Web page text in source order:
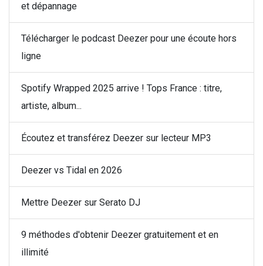
et dépannage
Télécharger le podcast Deezer pour une écoute hors
ligne
Spotify Wrapped 2025 arrive ! Tops France : titre,
artiste, album...
Écoutez et transférez Deezer sur lecteur MP3
Deezer vs Tidal en 2026
Mettre Deezer sur Serato DJ
9 méthodes d'obtenir Deezer gratuitement et en
illimité